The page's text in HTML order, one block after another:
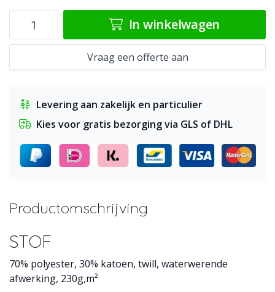
In winkelwagen
Vraag een offerte aan
Levering aan zakelijk en particulier
Kies voor gratis bezorging via GLS of DHL
Productomschrijving
STOF
70% polyester, 30% katoen, twill, waterwerende
afwerking, 230g,m²